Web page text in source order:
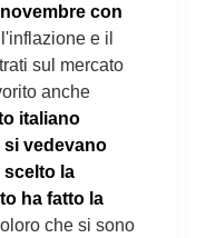
con
e il
sul mercato
anche
italiano
vedevano
scelto la
ha fatto la
che si sono